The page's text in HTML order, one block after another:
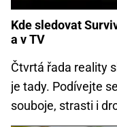
Kde sledovat
a v TV
Čtvrtá řada reality
je tady. Podívejte
souboje, strasti i